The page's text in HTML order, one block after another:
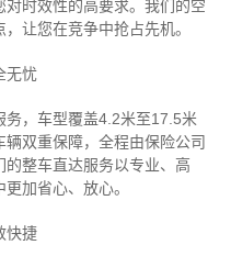
时效性的高要求。我们的空
让您在竞争中抢占先机。
无忧
务，车型覆盖4.2米至17.5米
双重保障，全程由保险公司
整车直达服务以专业、高
加省心、放心。
快捷